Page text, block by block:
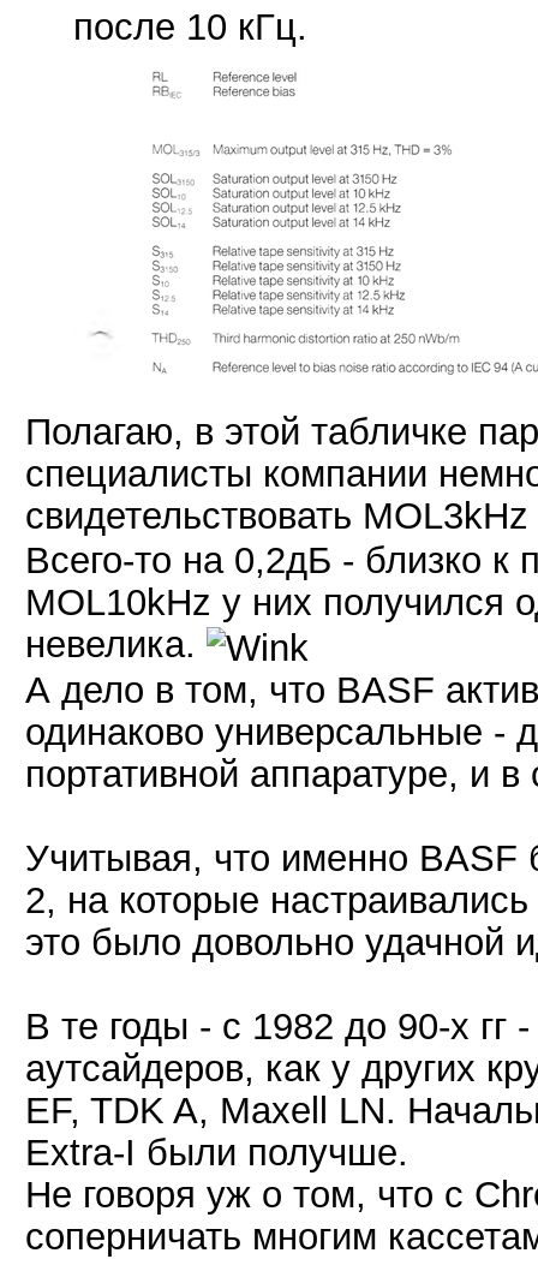
после 10 кГц.
Полагаю, в этой табличке
специалисты компании
свидетельствовать
Всего-то на 0,2дБ - близко к
MOL10kHz у них получился
невелика.
А дело в том, что BASF
одинаково универсальные -
портативной аппаратуре, и
Учитывая, что именно
2, на которые
это было довольно удачной
В те годы - с 1982 до 90-х гг
аутсайдеров, как у других
EF, TDK A, Maxell LN.
Extra-I были получше.
Не говоря уж о том, что с
соперничать многим